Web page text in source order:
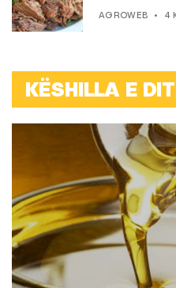
AGROWEB 4
KËSHILLA E